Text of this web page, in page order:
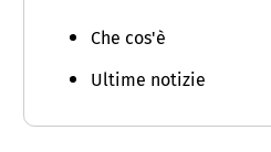
Che cos'è
Ultime notizie